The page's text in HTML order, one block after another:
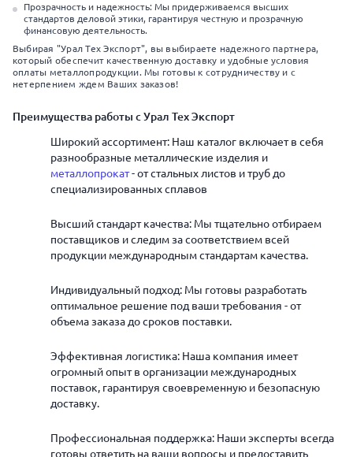
Прозрачность и надежность: Мы придерживаемся высших
стандартов деловой этики, гарантируя честную и прозрачную
финансовую деятельность.
Выбирая "Урал Тех Экспорт", вы выбираете надежного партнера,
который обеспечит качественную доставку и удобные условия
оплаты металлопродукции. Мы готовы к сотрудничеству и с
нетерпением ждем Ваших заказов!
Преимущества работы с Урал Тех Экспорт
Широкий ассортимент: Наш каталог включает в себя
разнообразные металлические изделия и
металлопрокат- от стальных листов и труб до
специализированных сплавов
Высший стандарт качества: Мы тщательно отбираем
поставщиков и следим за соответствием всей
продукции международным стандартам качества.
Индивидуальный подход: Мы готовы разработать
оптимальное решение под ваши требования - от
объема заказа до сроков поставки.
Эффективная логистика: Наша компания имеет
огромный опыт в организации международных
поставок, гарантируя своевременную и безопасную
доставку.
Профессиональная поддержка: Наши эксперты всегда
готовы ответить на ваши вопросы и предоставить